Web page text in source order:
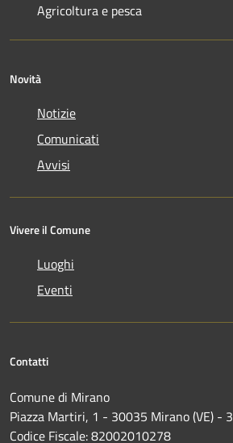
Agricoltura e pesca
Novità
Notizie
Comunicati
Avvisi
Vivere il Comune
Luoghi
Eventi
Contatti
Comune di Mirano
Piazza Martiri, 1 - 30035 Mirano (VE) -
Codice Fiscale: 82002010278